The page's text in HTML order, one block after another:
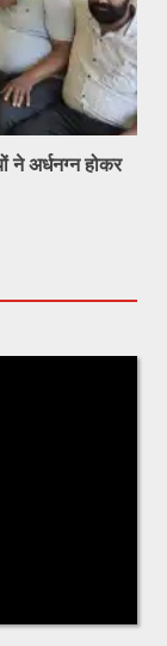
ने अर्धनग्न होकर